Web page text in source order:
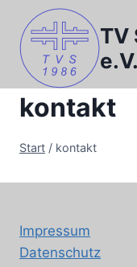
Inhalt
springen
TV
e.V.
kontakt
Start / kontakt
Impressum
Datenschutz